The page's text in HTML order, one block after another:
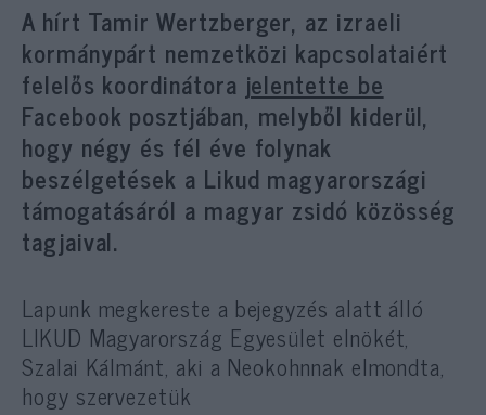
A hírt Tamir Wertzberger, az izraeli
kormánypárt nemzetközi kapcsolataiért
felelős koordinátora jelentette be
Facebook posztjában, melyből kiderül,
hogy négy és fél éve folynak
beszélgetések a Likud magyarországi
támogatásáról a magyar zsidó közösség
tagjaival.
Lapunk megkereste a bejegyzés alatt álló
LIKUD Magyarország Egyesület elnökét,
Szalai Kálmánt, aki a Neokohnnak elmondta,
hogy szervezetük